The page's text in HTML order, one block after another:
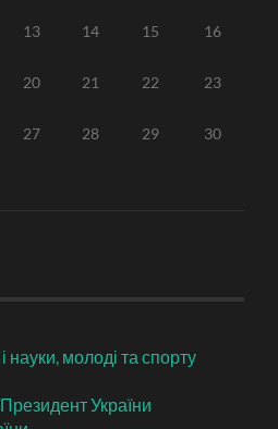
13 14 15 16
20 21 22 23
27 28 29 30